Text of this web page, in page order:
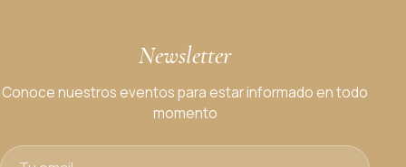
Newsletter
Conoce nuestros eventos para estar informado en todo
momento